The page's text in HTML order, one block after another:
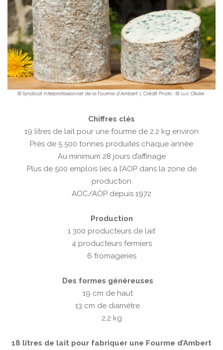
Chiffres clés
19 litres de lait pour une fourme de 2,2 kg environ
Près de 5 500 tonnes produites chaque année
Au minimum 28 jours d’affinage
Plus de 500 emplois liés à l’AOP dans la zone de
production
AOC/AOP depuis 1972
Production
1 300 producteurs de lait
4 producteurs fermiers
6 fromageries
Des formes généreuses
19 cm de haut
13 cm de diamètre
2,2 kg
18 litres de lait pour fabriquer une Fourme d’Ambert